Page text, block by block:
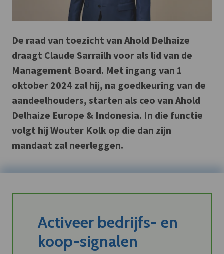
De raad van toezicht van Ahold Delhaize
draagt Claude Sarrailh voor als lid van de
Management Board. Met ingang van 1
oktober 2024 zal hij, na goedkeuring van de
aandeelhouders, starten als ceo van Ahold
Delhaize Europe & Indonesia. In die functie
volgt hij Wouter Kolk op die dan zijn
mandaat zal neerleggen.
Activeer bedrijfs- en
koop-signalen